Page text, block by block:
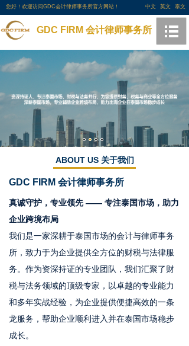
您好！欢迎访问GDC会计律师事务所官方网站！ 中文 英文 泰文
GDC FIRM 会计律师事务所
ABOUT US 关于我们
GDC FIRM 会计律师事务所
真诚守护，专业领先 —— 专注泰国市场，助力
企业跨境布局
我们是一家深耕于泰国市场的会计与律师事务
所，致力于为企业提供全方位的财税与法律服
务。作为资深持证的专业团队，我们汇聚了财
税与法务领域的顶级专家，以卓越的专业能力
和多年实战经验，为企业提供便捷高效的一条
龙服务，帮助企业顺利进入并在泰国市场稳步
成长。